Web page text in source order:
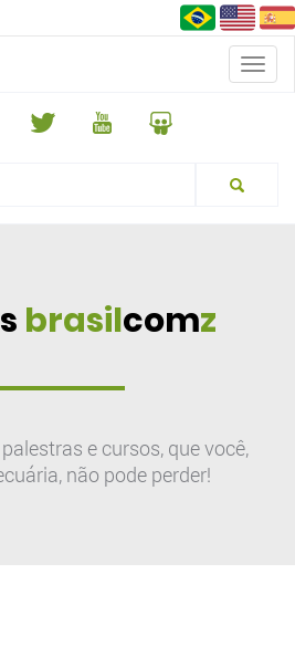
brasilcomz
e cursos, que você,
não pode perder!